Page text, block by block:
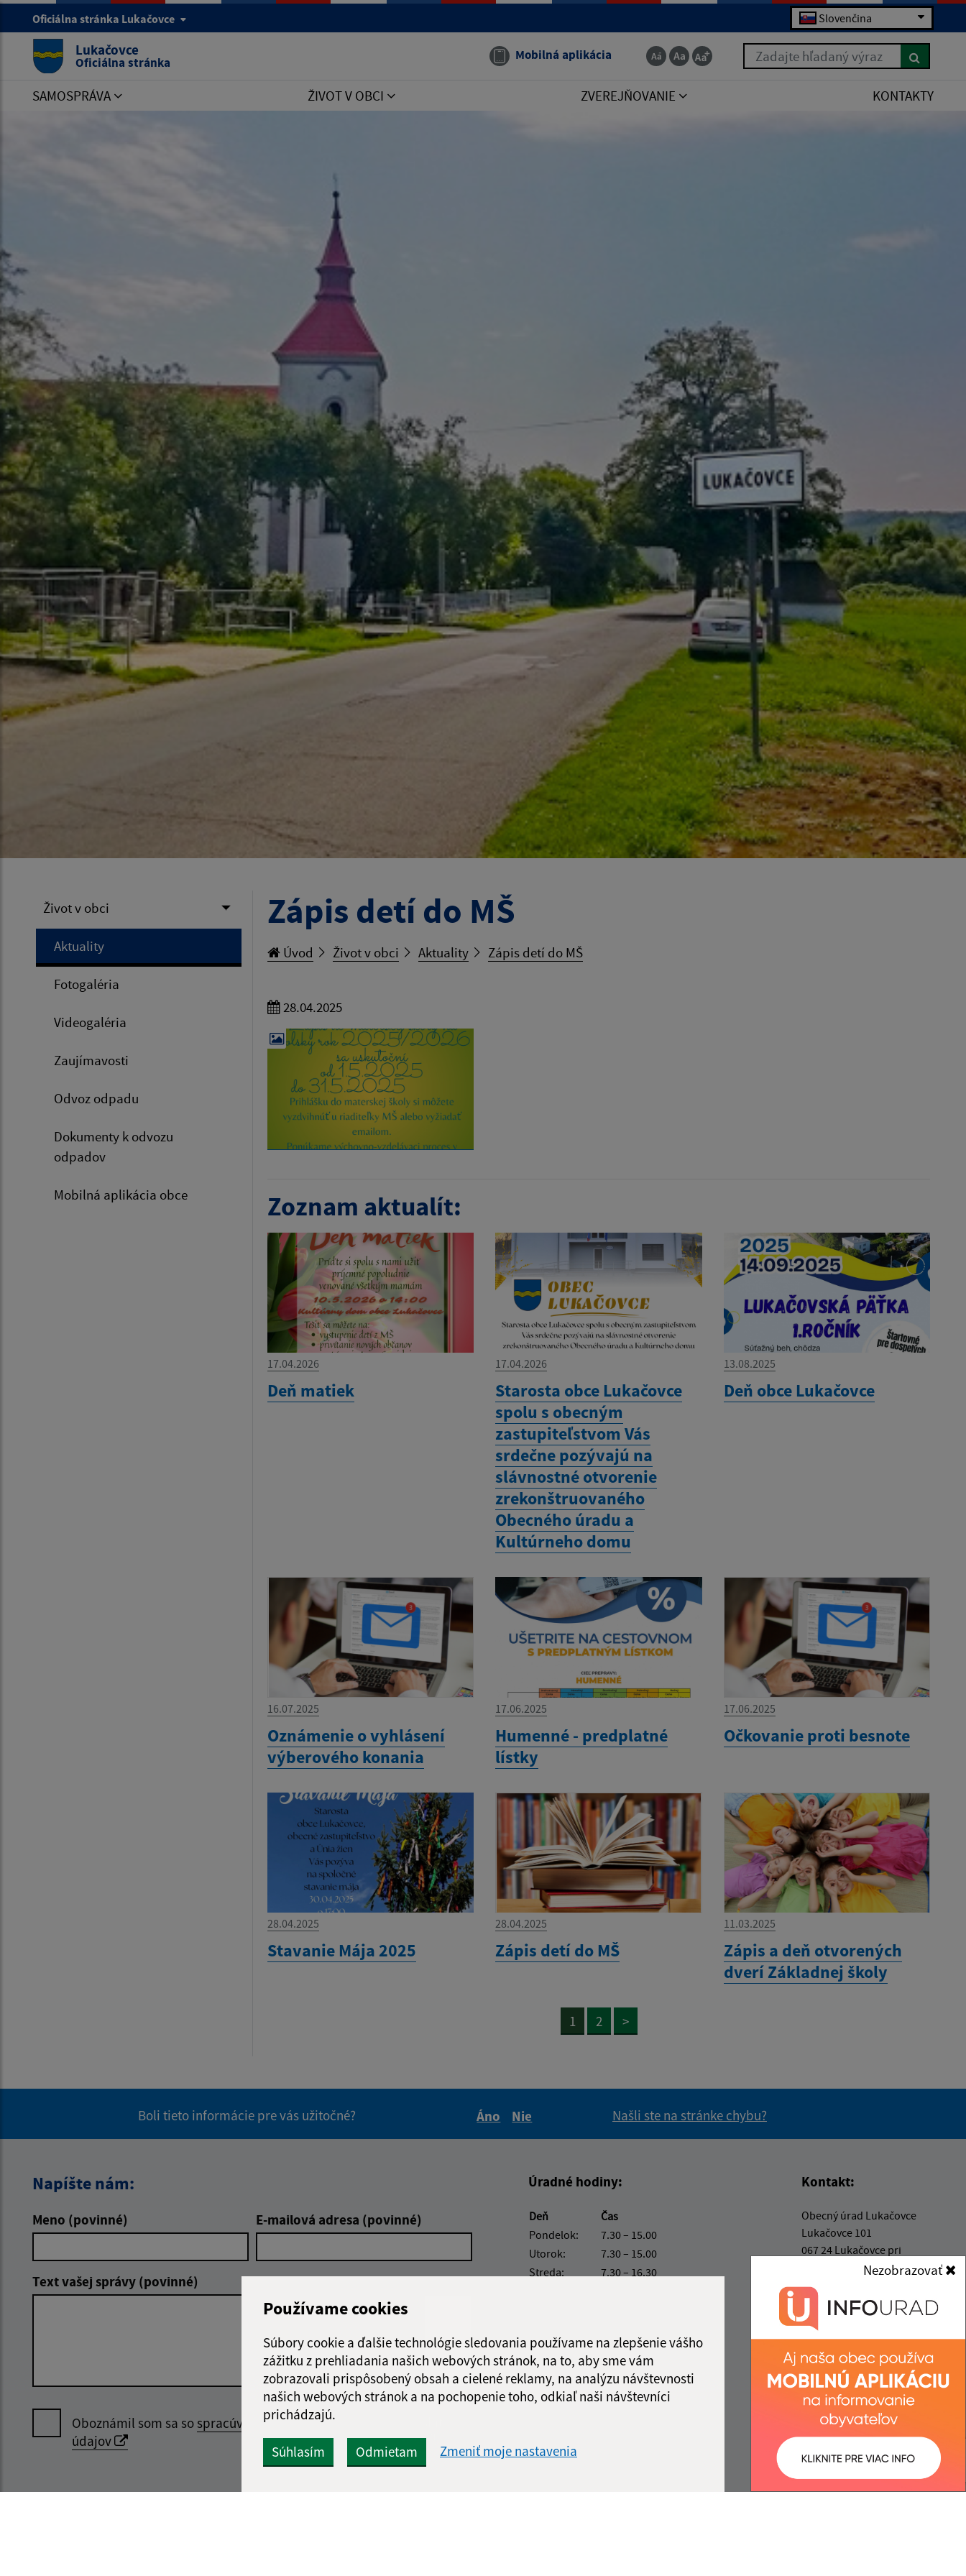
Používame cookies
Súbory cookie a ďalšie technológie sledovania používame na zlepšenie vášho
zážitku z prehliadania našich webových stránok, na to, aby sme vám
zobrazovali prispôsobený obsah a cielené reklamy, na analýzu návštevnosti
našich webových stránok a na pochopenie toho, odkiaľ naši návštevníci
prichádzajú.
Súhlasím Odmietam Zmeniť moje nastavenia
Nezobrazovať
Oficiálna stránka Lukačovce Slovenčina
Lukačovce
Oficiálna stránka Mobilná aplikácia Zadajte hľadaný výraz
SAMOSPRÁVA ŽIVOT V OBCI ZVEREJŇOVANIE KONTAKTY
Život v obci
Aktuality
Fotogaléria
Videogaléria
Zaujímavosti
Odvoz odpadu
Dokumenty k odvozu
odpadov
Mobilná aplikácia obce
Zápis detí do MŠ
Úvod Život v obci Aktuality Zápis detí do MŠ
28.04.2025
Zoznam aktualít:
17.04.2026
Deň matiek
17.04.2026
Starosta obce Lukačovce
spolu s obecným
zastupiteľstvom Vás
srdečne pozývajú na
slávnostné otvorenie
zrekonštruovaného
Obecného úradu a
Kultúrneho domu
13.08.2025
Deň obce Lukačovce
16.07.2025
Oznámenie o vyhlásení
výberového konania
17.06.2025
Humenné - predplatné
lístky
17.06.2025
Očkovanie proti besnote
28.04.2025
Stavanie Mája 2025
28.04.2025
Zápis detí do MŠ
11.03.2025
Zápis a deň otvorených
dverí Základnej školy
1 2 >
Boli tieto informácie pre vás užitočné?
Áno
Nie
Našli ste na stránke chybu?
Napíšte nám:
Meno (povinné) E-mailová adresa (povinné)
Text vašej správy (povinné)
Oboznámil som sa sospracúvaním osobných
údajov
správu
Úradné hodiny:
Deň
Čas
Pondelok:
7.30 – 15.00
Utorok:
7.30 – 15.00
Streda:
7.30 – 16.30
Kontakt:
Obecný úrad Lukačovce
Lukačovce 101
067 24 Lukačovce pri
info@obeclukacovce.eu
+421 57 488 54 41
IČO: 00323217